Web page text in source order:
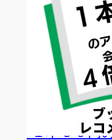
「１本６０